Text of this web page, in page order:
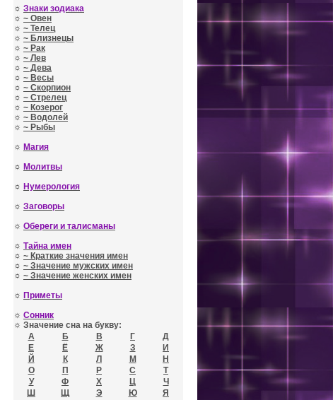
☼ Знаки зодиака
☼ ~ Овен
☼ ~ Телец
☼ ~ Близнецы
☼ ~ Рак
☼ ~ Лев
☼ ~ Дева
☼ ~ Весы
☼ ~ Скорпион
☼ ~ Стрелец
☼ ~ Козерог
☼ ~ Водолей
☼ ~ Рыбы
☼ Магия
☼ Молитвы
☼ Нумерология
☼ Заговоры
☼ Обереги и талисманы
☼ Тайна имен
☼ ~ Краткие значения имен
☼ ~ Значение мужских имен
☼ ~ Значение женских имен
☼ Приметы
☼ Сонник
☼ Значение сна на букву:
А
Б В Г
Д
Е
Ё Ж З
И
Й
К Л М
Н
О
П Р С
Т
У
Ф Х Ц
Ч
Ш
Щ Э Ю Я